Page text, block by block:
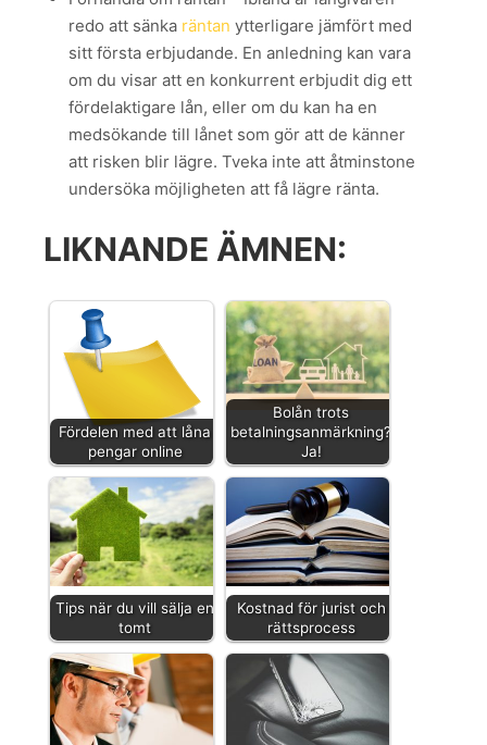
redo att sänka räntan ytterligare jämfört med
sitt första erbjudande. En anledning kan vara
om du visar att en konkurrent erbjudit dig ett
fördelaktigare lån, eller om du kan ha en
medsökande till lånet som gör att de känner
att risken blir lägre. Tveka inte att åtminstone
undersöka möjligheten att få lägre ränta.
LIKNANDE ÄMNEN:
Fördelen med att låna
pengar online
Bolån trots
betalningsanmärkning?
Ja!
Tips när du vill sälja en
tomt
Kostnad för jurist och
rättsprocess